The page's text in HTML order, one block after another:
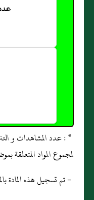
لمجموع المواد المتعلقة
- تم تسجيل هذه المادة بالموقع